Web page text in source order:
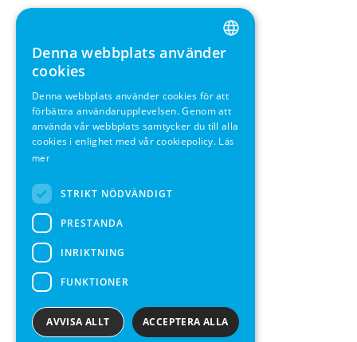
ENGLISH
SWEDISH
FRENCH
Denna webbplats använder
cookies
Denna webbplats använder cookies för att
förbättra användarupplevelsen. Genom att
använda vår webbplats samtycker du till alla
cookies i enlighet med vår cookiepolicy. Läs
mer
STRIKT NÖDVÄNDIGT
PRESTANDA
INRIKTNING
FUNKTIONER
ACCEPTERA ALLA
AVVISA ALLT